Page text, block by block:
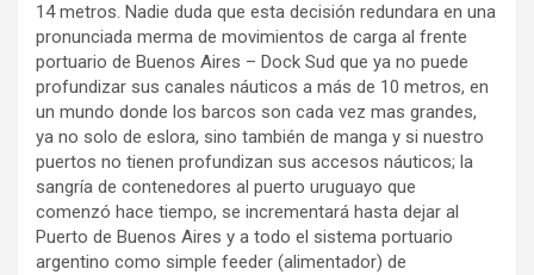
14 metros. Nadie duda que esta decisión redundara en una
pronunciada merma de movimientos de carga al frente
portuario de Buenos Aires – Dock Sud que ya no puede
profundizar sus canales náuticos a más de 10 metros, en
un mundo donde los barcos son cada vez mas grandes,
ya no solo de eslora, sino también de manga y si nuestro
puertos no tienen profundizan sus accesos náuticos; la
sangría de contenedores al puerto uruguayo que
comenzó hace tiempo, se incrementará hasta dejar al
Puerto de Buenos Aires y a todo el sistema portuario
argentino como simple feeder (alimentador) de